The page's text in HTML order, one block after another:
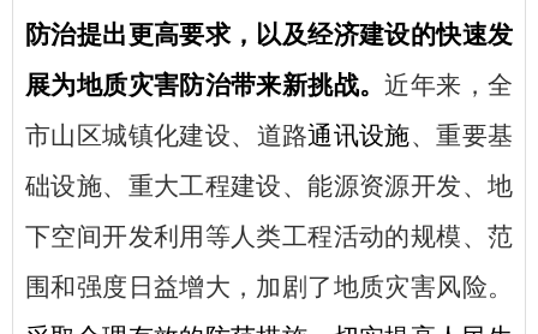
防治提出更高要求，以及经济建设的快速发
展为地质灾害防治带来新挑战。近年来，全
市山区城镇化建设、道路通讯设施、重要基
础设施、重大工程建设、能源资源开发、地
下空间开发利用等人类工程活动的规模、范
围和强度日益增大，加剧了地质灾害风险。